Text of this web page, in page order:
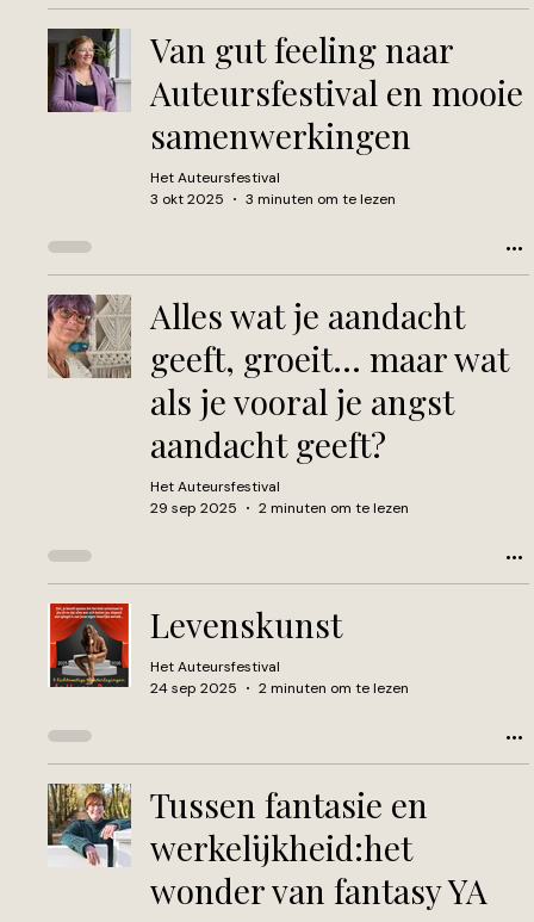
Van gut feeling naar
Auteursfestival en mooie
samenwerkingen
Het Auteursfestival
3 okt 2025
3 minuten om te lezen
Alles wat je aandacht
geeft, groeit… maar wat
als je vooral je angst
aandacht geeft?
Het Auteursfestival
29 sep 2025
2 minuten om te lezen
Levenskunst
Het Auteursfestival
24 sep 2025
2 minuten om te lezen
Tussen fantasie en
werkelijkheid:het
wonder van fantasy YA